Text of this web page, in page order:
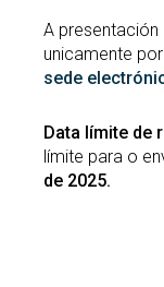
A presentación
unicamente
sede
Data límite de
límite para o
de 2025.